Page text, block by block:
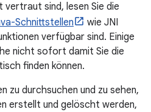
vertraut sind, lesen Sie die
Schnittstellen
wie JNI
verfügbar sind. Einige
nicht sofort damit Sie die
finden können.
zu durchsuchen und zu sehen,
erstellt und gelöscht werden,